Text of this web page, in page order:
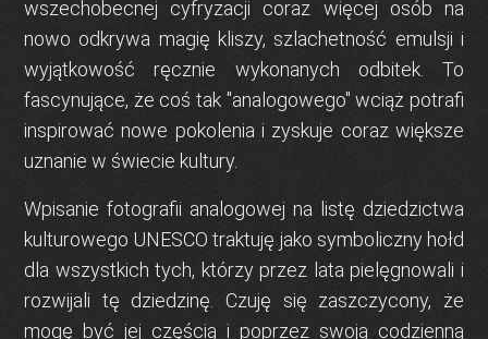
wszechobecnej cyfryzacji coraz więcej osób na
nowo odkrywa magię kliszy, szlachetność emulsji i
wyjątkowość ręcznie wykonanych odbitek. To
fascynujące, że coś tak "analogowego" wciąż potrafi
inspirować nowe pokolenia i zyskuje coraz większe
uznanie w świecie kultury.
Wpisanie fotografii analogowej na listę dziedzictwa
kulturowego UNESCO traktuję jako symboliczny hołd
dla wszystkich tych, którzy przez lata pielęgnowali i
rozwijali tę dziedzinę. Czuję się zaszczycony, że
mogę być jej częścią i poprzez swoją codzienną